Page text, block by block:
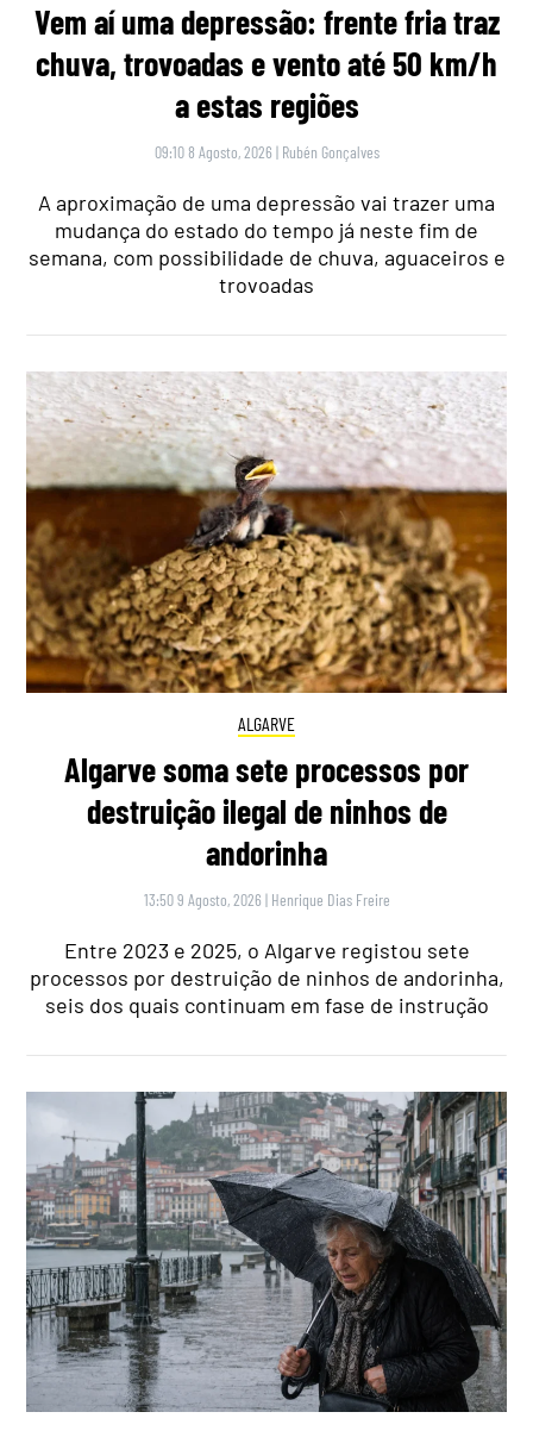
Vem aí uma depressão: frente fria traz
chuva, trovoadas e vento até 50 km/h
a estas regiões
09:10 8 Agosto, 2026 | Rubén Gonçalves
A aproximação de uma depressão vai trazer uma
mudança do estado do tempo já neste fim de
semana, com possibilidade de chuva, aguaceiros e
trovoadas
ALGARVE
Algarve soma sete processos por
destruição ilegal de ninhos de
andorinha
13:50 9 Agosto, 2026 | Henrique Dias Freire
Entre 2023 e 2025, o Algarve registou sete
processos por destruição de ninhos de andorinha,
seis dos quais continuam em fase de instrução